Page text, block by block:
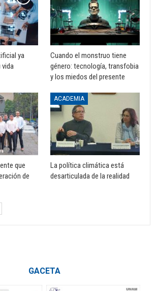
ya
vida
Cuando el monstruo tiene
género: tecnología, transfobia
y los miedos del presente
que
de
ACADEMIA
La política climática está
desarticulada de la realidad
GACETA